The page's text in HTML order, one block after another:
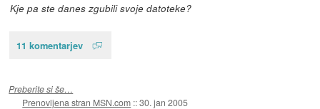
Kje pa ste danes zgubili svoje datoteke?
11 komentarjev
Preberite si še…
Prenovljena stran MSN.com ::30. jan 2005